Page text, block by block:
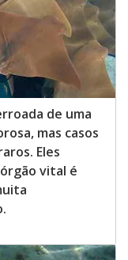
de uma
mas casos
Eles
vital é